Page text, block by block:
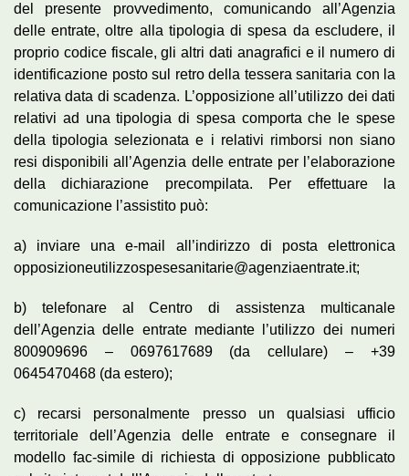
del presente provvedimento, comunicando all’Agenzia
delle entrate, oltre alla tipologia di spesa da escludere, il
proprio codice fiscale, gli altri dati anagrafici e il numero di
identificazione posto sul retro della tessera sanitaria con la
relativa data di scadenza. L’opposizione all’utilizzo dei dati
relativi ad una tipologia di spesa comporta che le spese
della tipologia selezionata e i relativi rimborsi non siano
resi disponibili all’Agenzia delle entrate per l’elaborazione
della dichiarazione precompilata. Per effettuare la
comunicazione l’assistito può:
a) inviare una e-mail all’indirizzo di posta elettronica
opposizioneutilizzospesesanitarie@agenziaentrate.it;
b) telefonare al Centro di assistenza multicanale
dell’Agenzia delle entrate mediante l’utilizzo dei numeri
800909696 – 0697617689 (da cellulare) – +39
0645470468 (da estero);
c) recarsi personalmente presso un qualsiasi ufficio
territoriale dell’Agenzia delle entrate e consegnare il
modello fac-simile di richiesta di opposizione pubblicato